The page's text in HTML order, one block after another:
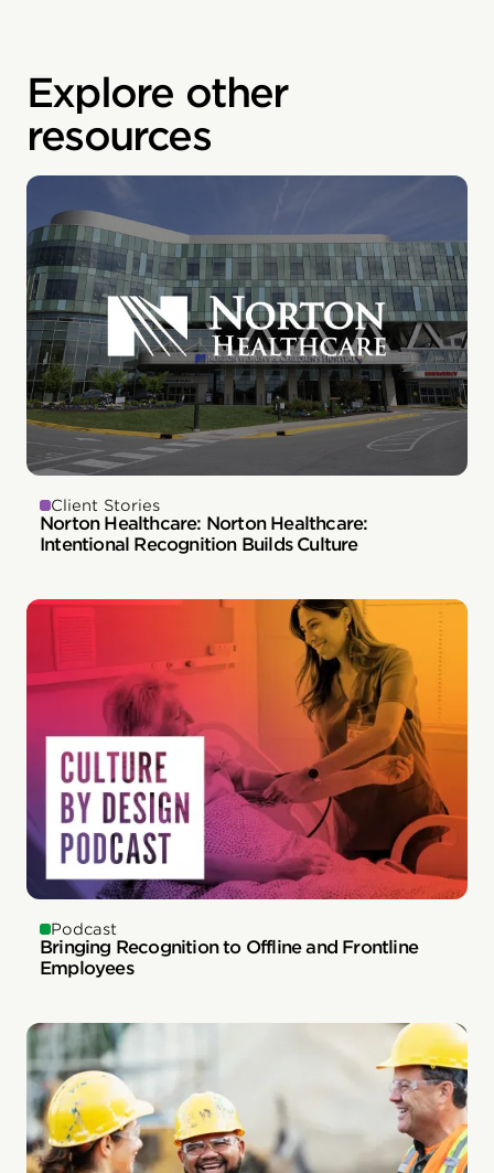
Explore other
resources
Client Stories
Norton Healthcare: Norton Healthcare:
Intentional Recognition Builds Culture
Podcast
Bringing Recognition to Offline and Frontline
Employees